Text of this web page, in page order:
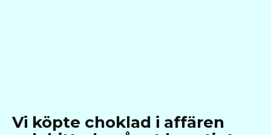
Vi köpte choklad i affären